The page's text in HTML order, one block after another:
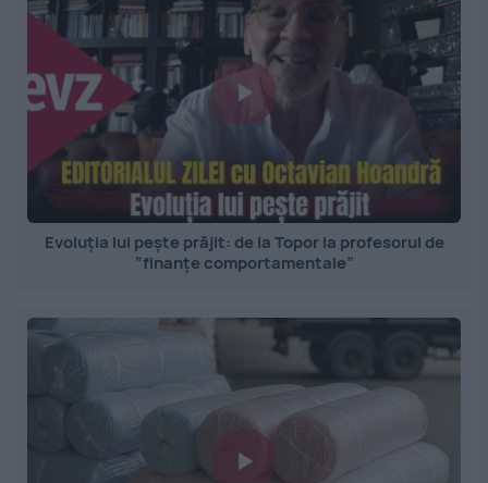
Evoluția lui pește prăjit: de la Topor la profesorul de
”finanțe comportamentale”